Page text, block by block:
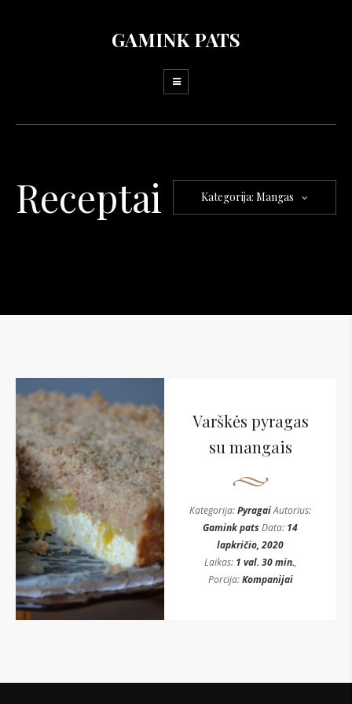
GAMINK PATS
Receptai Kategorija: Mangas
Varškės pyragas
su mangais
Kategorija:PyragaiAutorius:
Gamink patsData: 14
lapkričio, 2020
Laikas: 1 val. 30 min.,
Porcija:Kompanijai